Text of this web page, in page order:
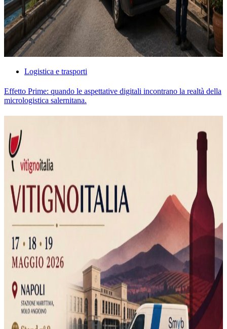
Logistica e trasporti
Effetto Prime: quando le aspettative digitali incontrano la realtà della
micrologistica salernitana.